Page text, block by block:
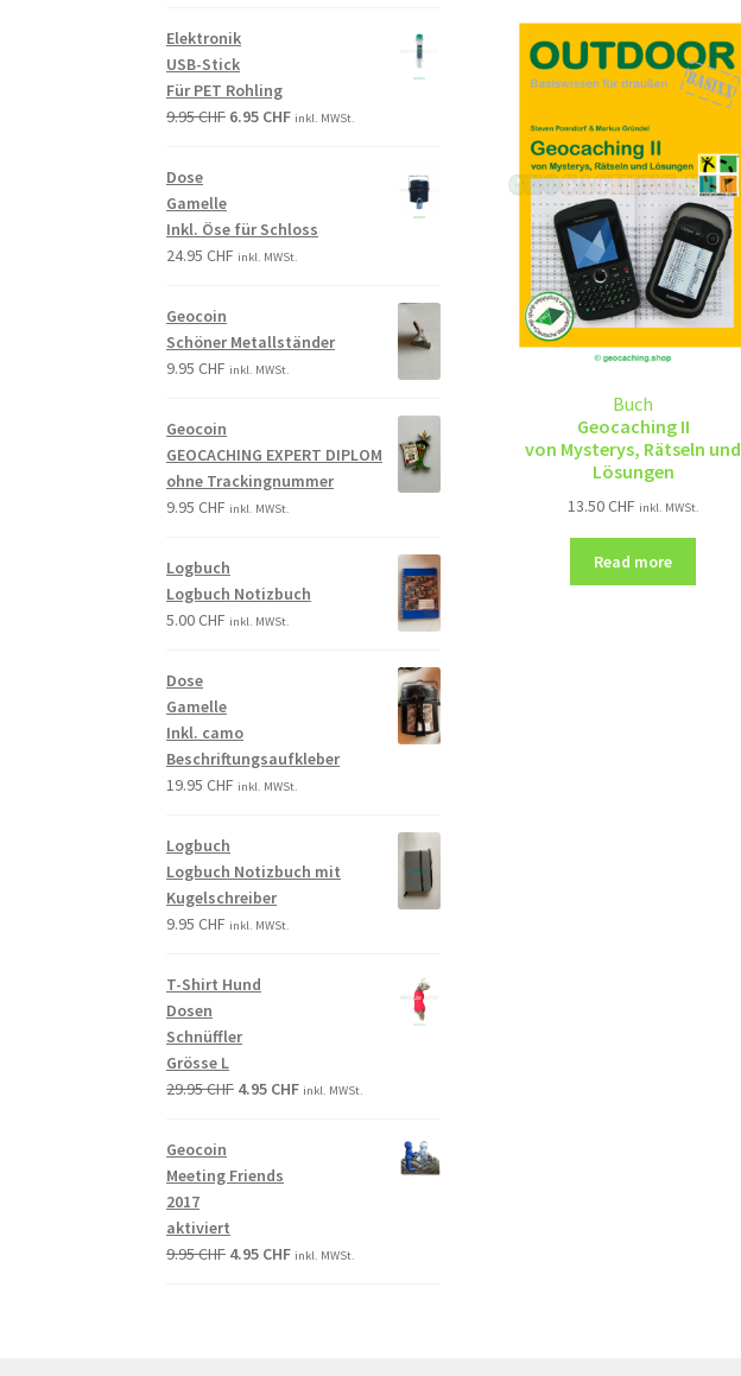
Buch
Geocaching II
von Mysterys, Rätseln und
Lösungen
13.50CHF inkl. MWSt.
Read more
Elektronik
USB-Stick
Für PET Rohling
9.95CHF 6.95 CHF inkl. MWSt.
Dose
Gamelle
Inkl. Öse für Schloss
24.95CHF inkl. MWSt.
Geocoin
Schöner Metallständer
9.95CHF inkl. MWSt.
Geocoin
GEOCACHING EXPERT DIPLOM
ohne Trackingnummer
9.95CHF inkl. MWSt.
Logbuch
Logbuch Notizbuch
5.00CHF inkl. MWSt.
Dose
Gamelle
Inkl. camo
Beschriftungsaufkleber
19.95CHF inkl. MWSt.
Logbuch
Logbuch Notizbuch mit
Kugelschreiber
9.95CHF inkl. MWSt.
T-Shirt Hund
Dosen
Schnüffler
Grösse L
29.95CHF 4.95 CHF inkl. MWSt.
Geocoin
Meeting Friends
2017
aktiviert
9.95CHF 4.95 CHF inkl. MWSt.